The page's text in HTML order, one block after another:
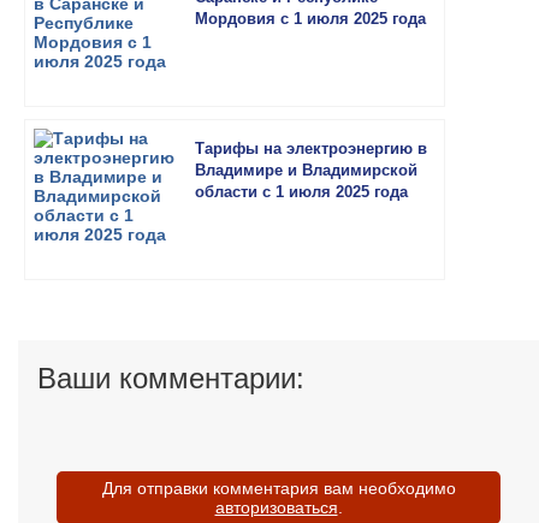
Мордовия с 1 июля 2025 года
Тарифы на электроэнергию в
Владимире и Владимирской
области с 1 июля 2025 года
Ваши комментарии:
Для отправки комментария вам необходимо
авторизоваться